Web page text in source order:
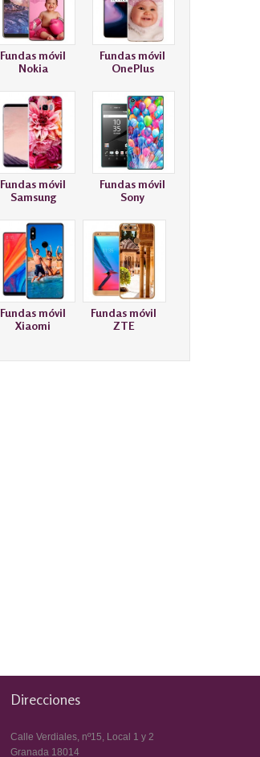
Fundas móvil
Nokia
Fundas móvil
OnePlus
Fundas móvil
Samsung
Fundas móvil
Sony
Fundas móvil
Xiaomi
Fundas móvil
ZTE
Direcciones
Calle Verdiales, nº15, Local 1 y 2
Granada 18014